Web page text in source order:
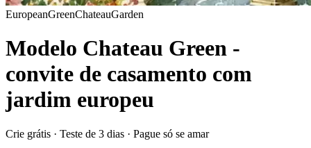
EuropeanGreenChateauGarden
Modelo Chateau Green -
convite de casamento com
jardim europeu
Crie grátis · Teste de 3 dias · Pague só se amar